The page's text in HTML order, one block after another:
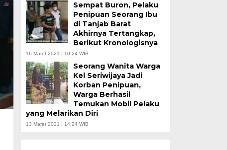
Sempat Buron, Pelaku
Penipuan Seorang Ibu
di Tanjab Barat
Akhirnya Tertangkap,
Berikut Kronologisnya
16 Maret 2021 | 10:24 WIB
Seorang Wanita Warga
Kel Seriwijaya Jadi
Korban Penipuan,
Warga Berhasil
Temukan Mobil Pelaku
yang Melarikan Diri
13 Maret 2021 | 14:24 WIB